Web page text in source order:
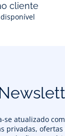
cliente
se atualizado
privadas,